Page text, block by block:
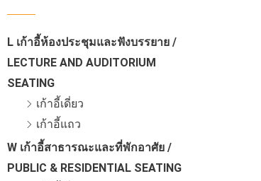
L เก้าอี้ห้องประชุมและฟังบรรยาย /
LECTURE AND AUDITORIUM
SEATING
เก้าอี้เดี่ยว
เก้าอี้แถว
W เก้าอี้สาธารณะและที่พักอาศัย /
PUBLIC & RESIDENTIAL SEATING